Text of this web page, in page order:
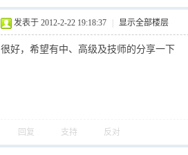
发表于 2012-2-22 19:18:37 显示全部楼层
很好，希望有中、高级及技师的分享一下
回复 支持 反对